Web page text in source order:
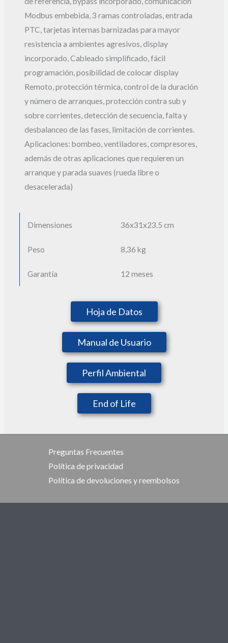
Modbus embebida, 3 ramas controladas, entrada
PTC, tarjetas internas barnizadas para mayor
resistencia a ambientes agresivos, display
incorporado, Cableado simplificado, fácil
programación, posibilidad de colocar display
Remoto, protección térmica, control de la duración
y número de arranques, protección contra sub y
sobre corrientes, detección de secuencia, falta y
desbalanceo de las fases, limitación de corrientes.
Aplicaciones: bombeo, ventiladores, compresores,
además de otras aplicaciones que requieren un
arranque y parada suaves (rueda libre o
desacelerada)
Dimensiones 36x31x23.5 cm
Peso 8,36 kg
Garantía 12 meses
Hoja de Datos
Manual de Usuario
Perfil Ambiental
End of Life
Preguntas Frecuentes
Política de privacidad
Política de devoluciones y reembolsos